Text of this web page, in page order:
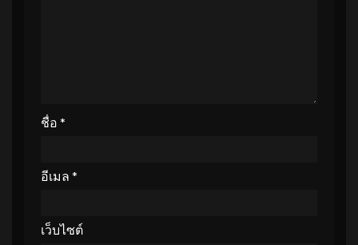
ชื่อ *
อีเมล *
เว็บไซต์